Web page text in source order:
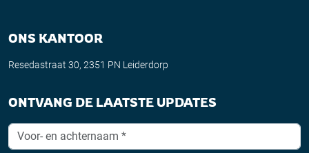
ONS KANTOOR
Resedastraat 30, 2351 PN Leiderdorp
ONTVANG DE LAATSTE UPDATES